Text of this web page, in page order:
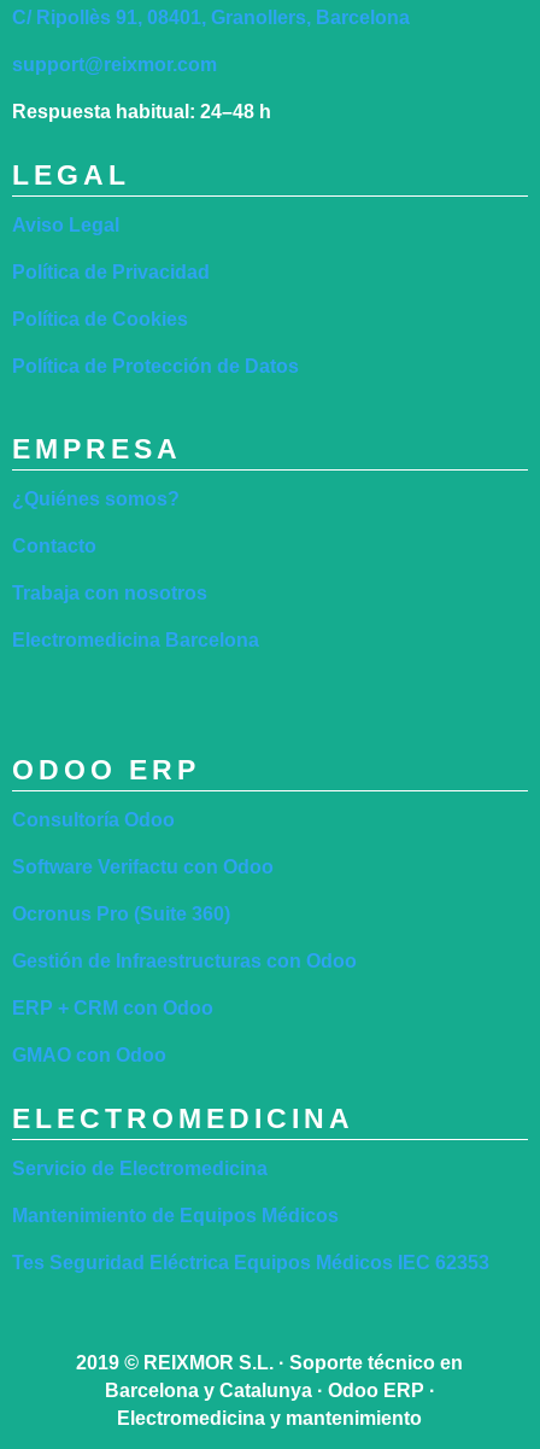
C/ Ripollès 91, 08401, Granollers, Barcelona
support@reixmor.com
Respuesta habitual: 24–48 h
LEGAL
Aviso Legal
Política de Privacidad
Política de Cookies
Política de Protección de Datos
EMPRESA
¿Quiénes somos?
Contacto
Trabaja con nosotros
Electromedicina Barcelona
ODOO ERP
Consultoría Odoo
Software Verifactu con Odoo
Ocronus Pro (Suite 360)
Gestión de Infraestructuras con Odoo
ERP + CRM con Odoo
GMAO con Odoo
ELECTROMEDICINA
Servicio de Electromedicina
Mantenimiento de Equipos Médicos
Tes Seguridad Eléctrica Equipos Médicos IEC 62353
2019© REIXMOR S.L. · Soporte técnico en
Barcelona y Catalunya · Odoo ERP ·
Electromedicina y mantenimiento